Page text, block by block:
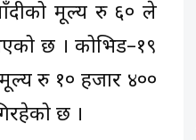
मूल्य रु ६० ले
छ । कोभिड–१९
रु १० हजार ४००
छ ।